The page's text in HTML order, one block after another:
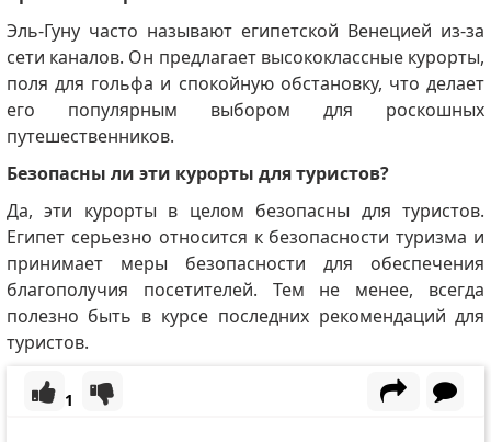
Эль-Гуну часто называют египетской Венецией из-за
сети каналов. Он предлагает высококлассные курорты,
поля для гольфа и спокойную обстановку, что делает
его популярным выбором для роскошных
путешественников.
Безопасны ли эти курорты для туристов?
Да, эти курорты в целом безопасны для туристов.
Египет серьезно относится к безопасности туризма и
принимает меры безопасности для обеспечения
благополучия посетителей. Тем не менее, всегда
полезно быть в курсе последних рекомендаций для
туристов.
1